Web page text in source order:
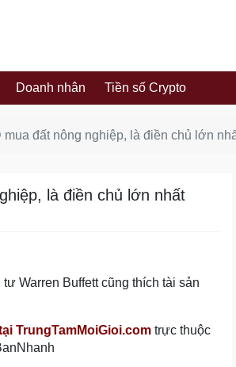
Doanh nhân Tiền số Crypto
mua đất nông nghiệp, là điền chủ lớn
là điền chủ lớn nhất
Warren Buffett cũng thích tài sản
TrungTamMoiGioi.com trực thuộc